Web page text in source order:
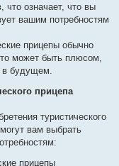
что означает, что вы
вашим потребностям
прицепы обычно
может быть плюсом,
в будущем.
прицепа
туристического
вам выбрать
прицепы